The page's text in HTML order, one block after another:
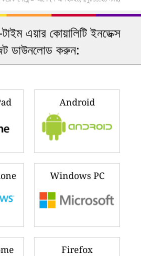
এয়ার কোয়ালিটি ইনডেক্স
ডাউনলোড করুন:
Android
Windows PC
Firefox